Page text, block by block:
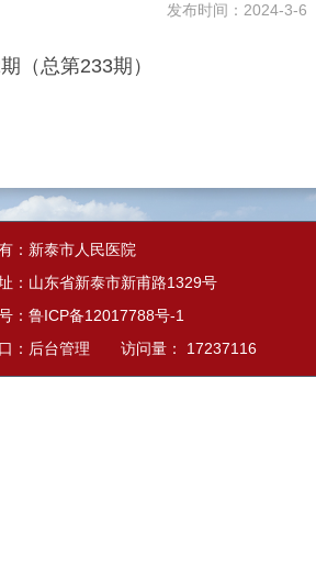
发布时间：2024-3-6
（总第233期）
：新泰市人民医院
：山东省新泰市新甫路1329号
： 鲁ICP备12017788号-1
： 后台管理 访问量： 17237116